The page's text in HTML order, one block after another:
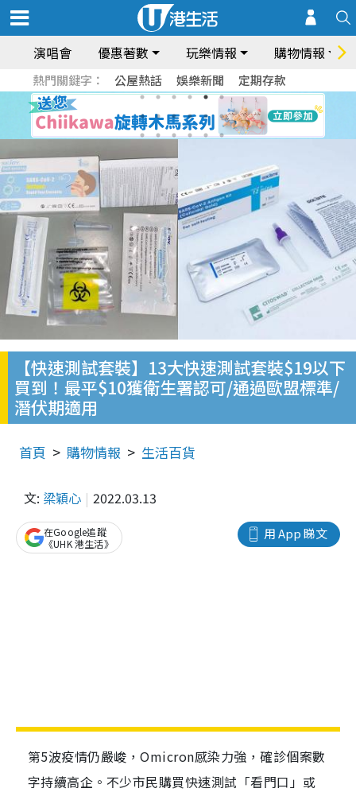
演唱會 優惠著數 玩樂情報 購物情報
熱門關鍵字： 公屋熱話 娛樂新聞 定期存款
【快速測試套裝】13大快速測試套裝$19以下
買到！最平$10獲衛生署認可/通過歐盟標準/
潛伏期適用
首頁 購物情報 生活百貨
文: 梁穎心 2022.03.13
用 App 睇文
在Google追蹤
《UHK 港生活》
第5波疫情仍嚴峻，Omicron感染力強，確診個案數
字持續高企。不少市民購買快速測試「看門口」或